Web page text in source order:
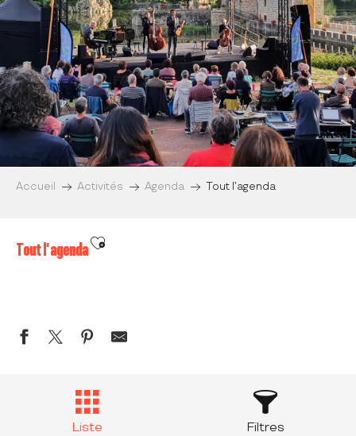
Accueil Activités Agenda Tout l’agenda
Tout l’agendaAjouter aux favoris
Liste Filtres